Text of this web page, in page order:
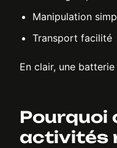
Manipulation
Transport facilité
En clair, une
Pourquoi
activités